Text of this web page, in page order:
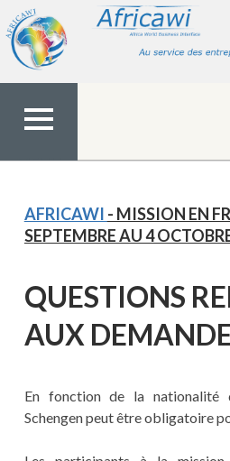
contenu
MENU
AFRICAWI - MISSION EN
SEPTEMBRE AU 4
QUESTIONS
AUX
En fonction de la nationalité
Schengen peut être obligatoire